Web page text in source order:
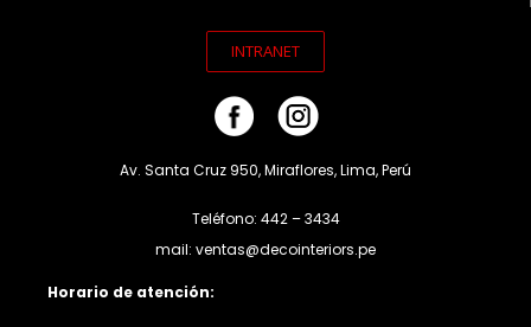
INTRANET
Av. Santa Cruz 950, Miraflores, Lima, Perú
Teléfono: 442 – 3434
mail: ventas@decointeriors.pe
Horario de atención: